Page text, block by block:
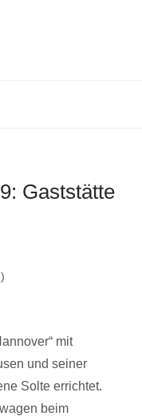
Gaststätte
mit
und seiner
Solte errichtet.
beim